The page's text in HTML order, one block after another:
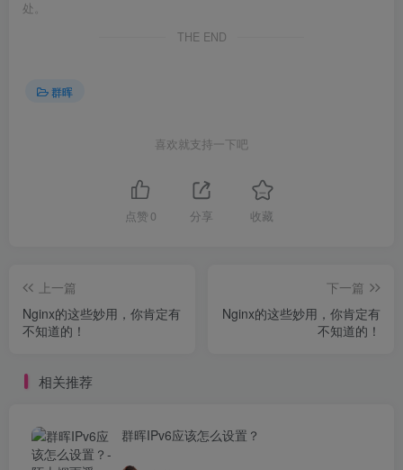
处。
THE END
群晖
喜欢就支持一下吧
点赞 0 分享 收藏
上一篇
Nginx的这些妙用，你肯定有
不知道的！
下一篇
Nginx的这些妙用，你肯定有
不知道的！
相关推荐
群晖IPv6应该怎么设置？